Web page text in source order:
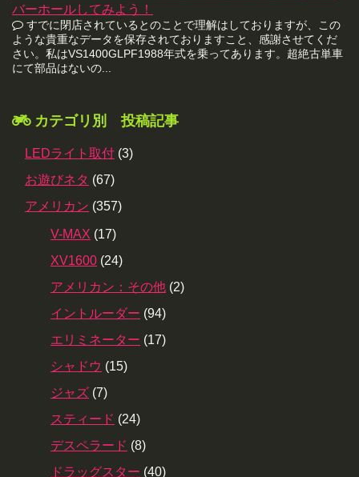
バーホールしてみよう！
すでに閉店されているとのことで理解はしておりますが、この
ような貴重なデータを保存されておりますこと、感謝させてくだ
さい。私はVS1400GLPF1988年式を乗ってあります。超絶古単車
にて部品はないの...
カテゴリ別 投稿記事
LEDライト取付 (3)
お遊びネタ (67)
アメリカン (357)
V-MAX (17)
XV1600 (24)
アメリカン：その他 (2)
イントルーダー (94)
エリミネーター (17)
シャドウ (15)
ジャズ (7)
スティード (24)
デスペラード (8)
ドラッグスター (40)